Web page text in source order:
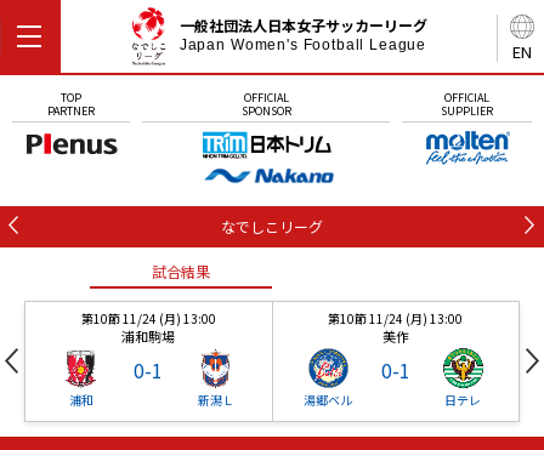
EN
一般社団法人日本女子サッカーリーグ
Japan Women's Football League
TOP
PARTNER
OFFICIAL
SPONSOR
OFFICIAL
SUPPLIER
なでしこリーグ
試合結果
第10節 11/24 (月) 13:00
浦和駒場
浦和
0-1
新潟Ｌ
第10節 11/24 (月) 13:00
美作
湯郷ベル
0-1
日テレ